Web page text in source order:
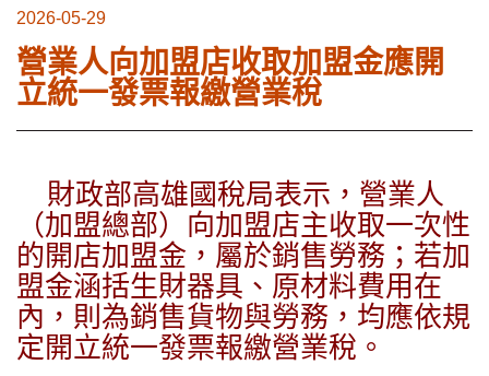
2026-05-29
營業人向加盟店收取加盟金應開
立統一發票報繳營業稅
財政部高雄國稅局表示，營業人
（加盟總部）向加盟店主收取一次性
的開店加盟金，屬於銷售勞務；若加
盟金涵括生財器具、原材料費用在
內，則為銷售貨物與勞務，均應依規
定開立統一發票報繳營業稅。